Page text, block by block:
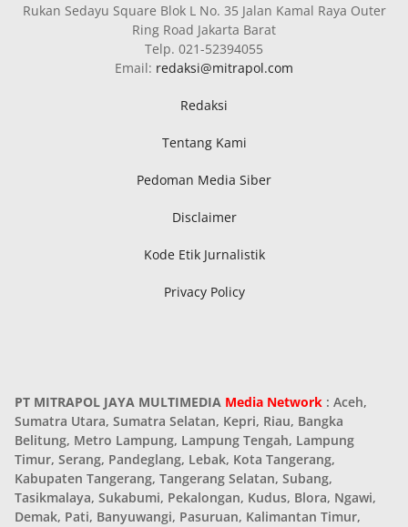
Rukan Sedayu Square Blok L No. 35 Jalan Kamal Raya Outer
Ring Road Jakarta Barat
Telp. 021-52394055
Email: redaksi@mitrapol.com
Redaksi
Tentang Kami
Pedoman Media Siber
Disclaimer
Kode Etik Jurnalistik
Privacy Policy
PT MITRAPOL JAYA MULTIMEDIA Media Network : Aceh,
Sumatra Utara, Sumatra Selatan, Kepri, Riau, Bangka
Belitung, Metro Lampung, Lampung Tengah, Lampung
Timur, Serang, Pandeglang, Lebak, Kota Tangerang,
Kabupaten Tangerang, Tangerang Selatan, Subang,
Tasikmalaya, Sukabumi, Pekalongan, Kudus, Blora, Ngawi,
Demak, Pati, Banyuwangi, Pasuruan, Kalimantan Timur,